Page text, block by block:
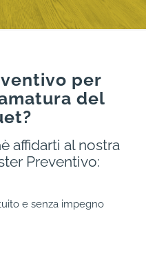
per
del
affidarti al nostra
Preventivo:
e senza impegno